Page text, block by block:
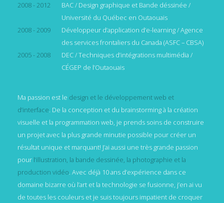
2008 - 2012
BAC / Design graphique et Bande déssinée /
Université du Québec en Outaouais
2008 - 2009
Développeur d’application d’e-learning / Agence
des services frontaliers du Canada (ASFC – CBSA)
2005 - 2008
DEC / Techniques d’intégrations multimédia /
CÉGEP de l’Outaouais
Ma passion est le design et le développement web et
d’interface. De la conception et du brainstorming à la création
visuelle et la programmation web, je prends soins de construire
un projet avec la plus grande minutie possible pour créer un
résultat unique et marquant! J’ai aussi une très grande passion
pour l’illustration, la bande dessinée, la photographie et la
production vidéo. Avec déjà 10 ans d’expérience dans ce
domaine bizarre où l’art et la technologie se fusionne, j’en ai vu
de toutes les couleurs et je suis toujours impatient de croquer